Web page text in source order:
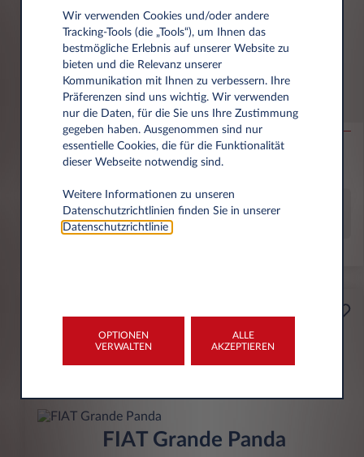
pro Monat exkl. MwSt.
FIAT New 500e
Hatchback 1.0 Hybrid 48 kW
40.000 km 48 Monate Hybrid
119 g/km
(gewichtet, komb.)
354€
FIAT Grande Panda
Wir verwenden Cookies und/oder andere
Tracking‑Tools (die „Tools“), um Ihnen das
bestmögliche Erlebnis auf unserer Website zu
bieten und die Relevanz unserer
Kommunikation mit Ihnen zu verbessern. Ihre
Präferenzen sind uns wichtig. Wir verwenden
nur die Daten, für die Sie uns Ihre Zustimmung
gegeben haben. Ausgenommen sind nur
essentielle Cookies, die für die Funktionalität
dieser Webseite notwendig sind.
Weitere Informationen zu unseren
Datenschutzrichtlinien finden Sie in unserer
Datenschutzrichtlinie.
OPTIONEN
VERWALTEN
ALLE
AKZEPTIEREN